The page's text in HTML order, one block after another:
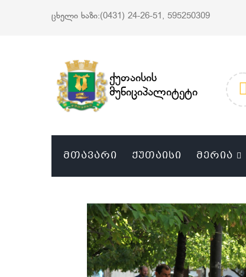
ცხელი ხაზი:(0431) 24-26-51, 595250309
ქუთაისის
მუნიციპალიტეტი
ᲛᲗᲐᲕᲐᲠᲘ ᲥᲣᲗᲐᲘᲡᲘ ᲛᲔᲠᲘᲐ